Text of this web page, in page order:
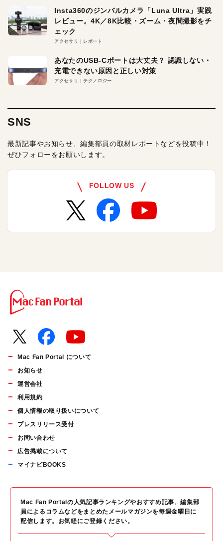
Insta360のジンバルカメラ「Luna Ultra」実践
レビュー。4K／8K比較・ズーム・夜間撮影をチ
ェック
アクセサリ レポート
あなたのUSB-Cポートは大丈夫？ 認識しない・
充電できない原因と正しい対策
アクセサリ テクノロジー
SNS
最新記事やお知らせ、編集部員の取材レポートなどを投稿中！
ぜひフォローをお願いします。
FOLLOW US
Mac Fan Portal について
お知らせ
運営会社
利用規約
個人情報の取り扱いについて
プレスリリース受付
お問い合わせ
広告掲載について
マイナビBOOKS
Mac Fan Portalの人気記事ランキングやおすすめ記事、編集部
員によるコラムなどをまとめたメールマガジンを毎週金曜日に
配信します。お気軽にご登録ください。